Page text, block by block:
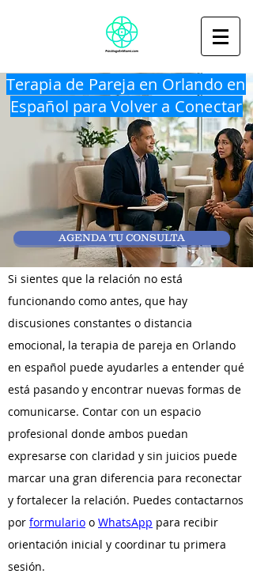
Terapia de Pareja en Orlando en
Español para Volver a Conectar
AGENDA TU CONSULTA
Si sientes que la relación no está
funcionando como antes, que hay
discusiones constantes o distancia
emocional, la terapia de pareja en Orlando
en español puede ayudarles a entender qué
está pasando y encontrar nuevas formas de
comunicarse. Contar con un espacio
profesional donde ambos puedan
expresarse con claridad y sin juicios puede
marcar una gran diferencia para reconectar
y fortalecer la relación. Puedes contactarnos
por formulario o WhatsApp para recibir
orientación inicial y coordinar tu primera
sesión.